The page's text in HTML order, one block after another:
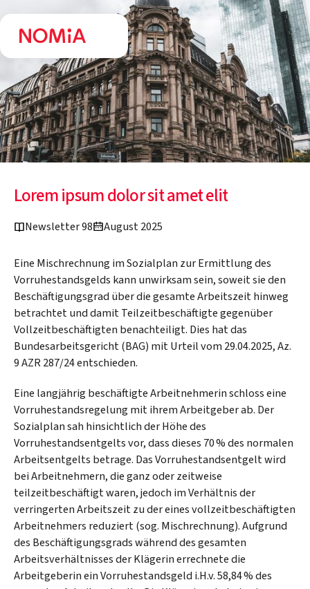
Lorem ipsum dolor sit amet elit
Newsletter 98 August 2025
Eine Mischrechnung im Sozialplan zur Ermittlung des
Vorruhestandsgelds kann unwirksam sein, soweit sie den
Beschäftigungsgrad über die gesamte Arbeitszeit hinweg
betrachtet und damit Teilzeitbeschäftigte gegenüber
Vollzeitbeschäftigten benachteiligt. Dies hat das
Bundesarbeitsgericht (BAG) mit Urteil vom 29.04.2025, Az.
9 AZR 287/24 entschieden.
Eine langjährig beschäftigte Arbeitnehmerin schloss eine
Vorruhestandsregelung mit ihrem Arbeitgeber ab. Der
Sozialplan sah hinsichtlich der Höhe des
Vorruhestandsentgelts vor, dass dieses 70 % des normalen
Arbeitsentgelts betrage. Das Vorruhestandsentgelt wird
bei Arbeitnehmern, die ganz oder zeitweise
teilzeitbeschäftigt waren, jedoch im Verhältnis der
verringerten Arbeitszeit zu der eines vollzeitbeschäftigten
Arbeitnehmers reduziert (sog. Mischrechnung). Aufgrund
des Beschäftigungsgrads während des gesamten
Arbeitsverhältnisses der Klägerin errechnete die
Arbeitgeberin ein Vorruhestandsgeld i.H.v. 58,84 % des